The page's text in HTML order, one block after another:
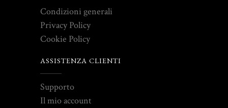
Condizioni generali
Privacy Policy
Cookie Policy
ASSISTENZA CLIENTI
Supporto
Il mio account